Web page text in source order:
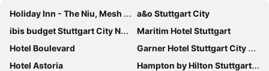
Holiday Inn - The Niu, Mesh Stuttgart Messe By Ihg
a&o Stuttgart City
ibis budget Stuttgart City Nord
Maritim Hotel Stuttgart
Hotel Boulevard
Garner Hotel Stuttgart City Centre by IHG
Hotel Astoria
Hampton by Hilton Stuttgart City Centre